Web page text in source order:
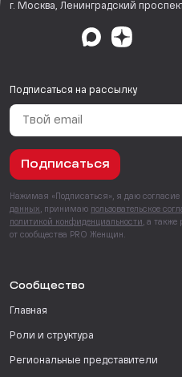
г. Москва, Ленинградский
Подписаться на рассылку
Подписаться
Нажимая «Подписаться», я даю согласие
данных , принимаю пользовательское
политикой конфиденциальности , а также
от сообщества PRO Женщин.
Сообщество
Главная
Роли и структура
Региональные представители